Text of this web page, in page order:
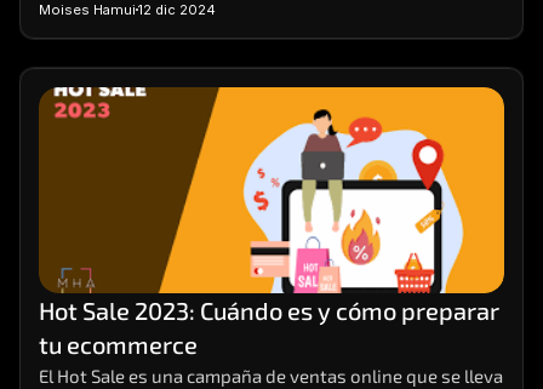
impulsar las ventas y ofrecer beneficios a los
consumidores y a los comerciantes. Durante el Buen Fin,
las empresas participantes ofrecen descuentos,
promociones y facilidades de pago en sus productos y
servicios, tanto en tiendas físicas como en línea.
Moises Hamui 12 dic 2024
Hot Sale 2023: Cuándo es y cómo preparar
tu ecommerce
El Hot Sale es una campaña de ventas online que se lleva